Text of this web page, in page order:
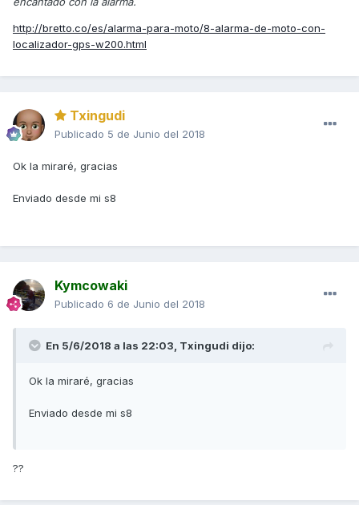
http://bretto.co/es/alarma-para-moto/8-alarma-de-moto-con-
localizador-gps-w200.html
Txingudi
Publicado 5 de Junio del 2018
Ok la miraré, gracias
Enviado desde mi s8
Kymcowaki
Publicado 6 de Junio del 2018
En 5/6/2018 a las 22:03, Txingudi dijo:
Ok la miraré, gracias
Enviado desde mi s8
??